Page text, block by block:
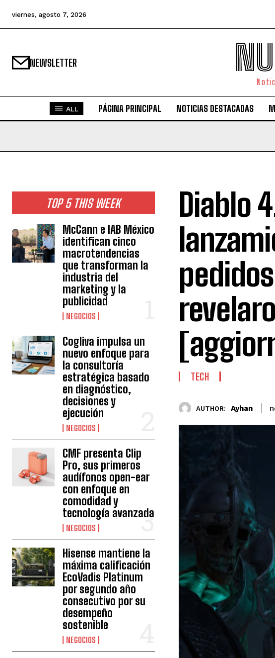
viernes, agosto 7, 2026
NEWSLETTER
ALL PÁGINA PRINCIPAL NOTICIAS DESTACADAS
TOP 5 THIS WEEK
McCann e IAB México
identifican cinco
macrotendencias
que transforman la
industria del
marketing y la
publicidad
NEGOCIOS
Cogliva impulsa un
nuevo enfoque para
la consultoría
estratégica basado
en diagnóstico,
decisiones y
ejecución
NEGOCIOS
CMF presenta Clip
Pro, sus primeros
audífonos open-ear
con enfoque en
comodidad y
tecnología avanzada
NEGOCIOS
Hisense mantiene la
máxima calificación
EcoVadis Platinum
por segundo año
consecutivo por su
desempeño
sostenible
NEGOCIOS
Diablo
TECH
AUTHOR: Ayhan